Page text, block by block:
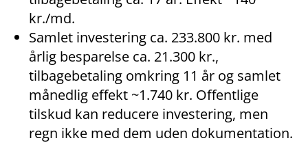
kr./md.
Samlet investering ca. 233.800 kr. med
årlig besparelse ca. 21.300 kr.,
tilbagebetaling omkring 11 år og samlet
månedlig effekt ~1.740 kr. Offentlige
tilskud kan reducere investering, men
regn ikke med dem uden dokumentation.